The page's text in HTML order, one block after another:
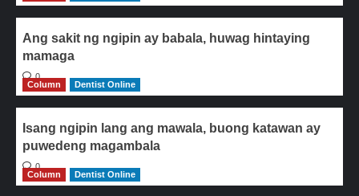
Ang sakit ng ngipin ay babala, huwag hintaying
mamaga
0
Column
Dentist Online
Isang ngipin lang ang mawala, buong katawan ay
puwedeng magambala
0
Column
Dentist Online